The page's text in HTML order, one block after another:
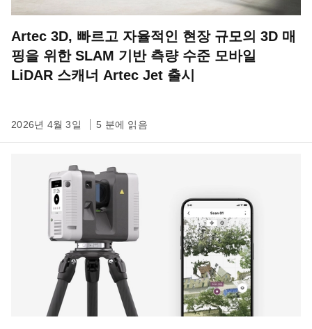
Artec 3D, 빠르고 자율적인 현장 규모의 3D 매
핑을 위한 SLAM 기반 측량 수준 모바일
LiDAR 스캐너 Artec Jet 출시
2026년 4월 3일 5 분에 읽음